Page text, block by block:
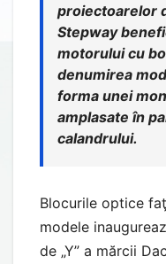
proiectoarelor
Stepway
motorului cu
denumirea
forma unei
amplasate în
calandrului.
Blocurile optice
modele
de „Y” a mărcii